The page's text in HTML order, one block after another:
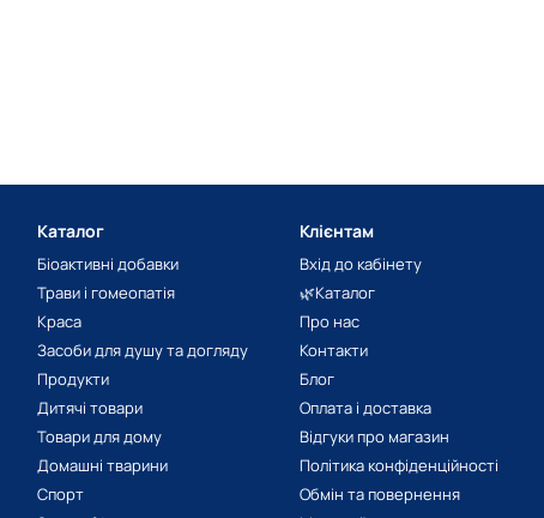
Каталог
Біоактивні добавки
Трави і гомеопатія
Краса
Засоби для душу та догляду
Продукти
Дитячі товари
Товари для дому
Домашні тварини
Спорт
Клієнтам
Вхід до кабінету
🌿Каталог
Про нас
Контакти
Блог
Оплата і доставка
Відгуки про магазин
Політика конфіденційності
Обмін та повернення